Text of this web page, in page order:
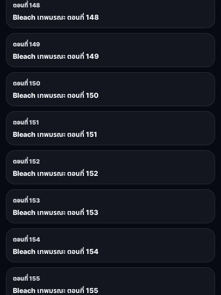
ตอนที่ 148
Bleach เทพมรณะ ตอนที่ 148
ตอนที่ 149
Bleach เทพมรณะ ตอนที่ 149
ตอนที่ 150
Bleach เทพมรณะ ตอนที่ 150
ตอนที่ 151
Bleach เทพมรณะ ตอนที่ 151
ตอนที่ 152
Bleach เทพมรณะ ตอนที่ 152
ตอนที่ 153
Bleach เทพมรณะ ตอนที่ 153
ตอนที่ 154
Bleach เทพมรณะ ตอนที่ 154
ตอนที่ 155
Bleach เทพมรณะ ตอนที่ 155